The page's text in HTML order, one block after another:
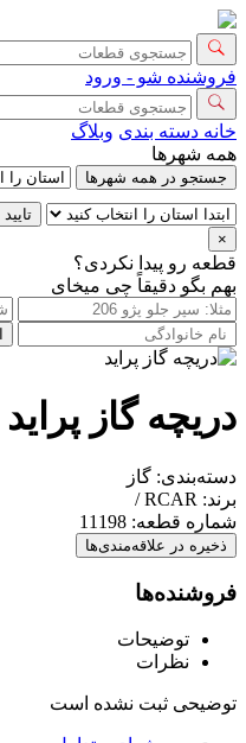
فروشنده شو - ورود
خانه دسته بندی وبلاگ
همه شهرها
جستجو در همه شهرها
تایید
×
قطعه رو پیدا نکردی؟
بهم بگو دقیقاً چی میخای
دریچه گاز پراید
دسته‌بندی: گاز
برند: RCAR /
شماره قطعه: 11198
ذخیره در علاقه‌مندی‌ها
فروشنده‌ها
توضیحات
نظرات
توضیحی ثبت نشده است